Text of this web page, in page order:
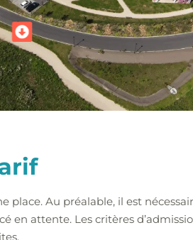
place. Au préalable, il est
en attente. Les critères